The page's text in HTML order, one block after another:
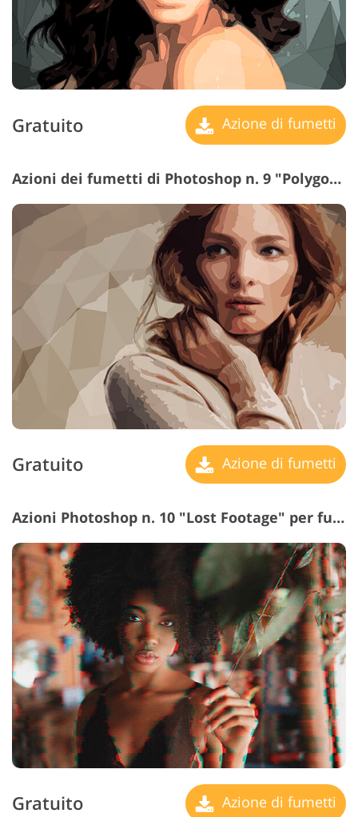
Gratuito Azione di fumetti
Azioni dei fumetti di Photoshop n. 9 "Polygonal"
Gratuito Azione di fumetti
Azioni Photoshop n. 10 "Lost Footage" per fumetti
Gratuito Azione di fumetti